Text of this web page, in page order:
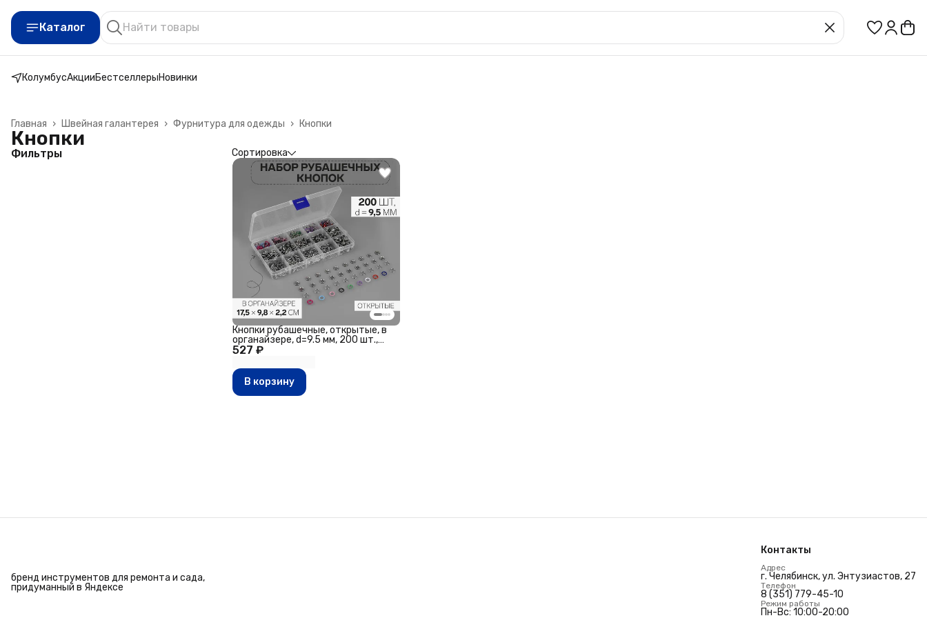
Каталог
КолумбусАкцииБестселлерыНовинки
Кнопки
Фурнитура для одежды ›
Швейная галантерея ›
Главная ›
Кнопки
Фильтры Сортировка
527 ₽
Кнопки рубашечные, открытые, в
органайзере, d=9.5 мм, 200 шт.,
разноцветные
В корзину
бренд инструментов для ремонта и сада,
придуманный в Яндексе
Контакты
Адрес
г. Челябинск, ул. Энтузиастов, 27
Телефон
8 (351) 779-45-10
Режим работы
Пн-Вс: 10:00-20:00